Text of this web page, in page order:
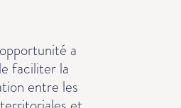
a
faciliter la
entre les